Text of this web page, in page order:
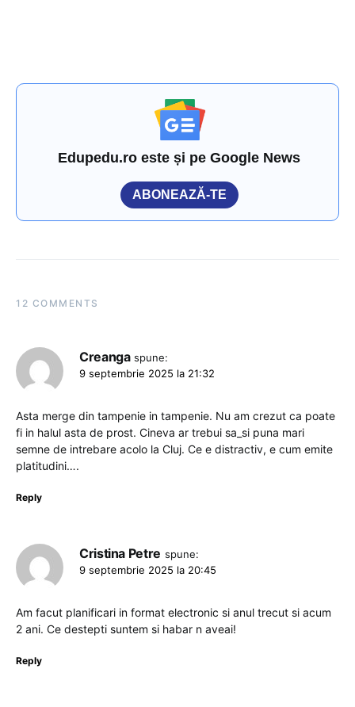
Edupedu.ro este și pe Google News
ABONEAZĂ-TE
12 COMMENTS
Creanga spune:
9 septembrie 2025 la 21:32
Asta merge din tampenie in tampenie. Nu am crezut ca poate
fi in halul asta de prost. Cineva ar trebui sa_si puna mari
semne de intrebare acolo la Cluj. Ce e distractiv, e cum emite
platitudini….
Reply
Cristina Petre spune:
9 septembrie 2025 la 20:45
Am facut planificari in format electronic si anul trecut si acum
2 ani. Ce destepti suntem si habar n aveai!
Reply